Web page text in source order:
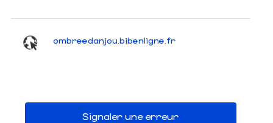
ombreedanjou.bibenligne.fr
Signaler une erreur